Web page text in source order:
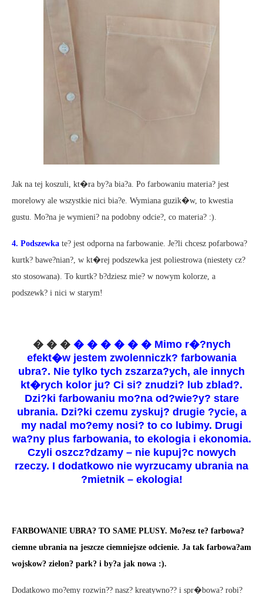
Jak na tej koszuli, kt�ra by?a bia?a. Po farbowaniu materia? jest
morelowy ale wszystkie nici bia?e. Wymiana guzik�w, to kwestia
gustu. Mo?na je wymieni? na podobny odcie?, co materia? :).
4. Podszewka te? jest odporna na farbowanie. Je?li chcesz pofarbowa?
kurtk? bawe?nian?, w kt�rej podszewka jest poliestrowa (niestety cz?
sto stosowana). To kurtk? b?dziesz mie? w nowym kolorze, a
podszewk? i nici w starym!
� � � � � � � � � Mimo r�?nych
efekt�w jestem zwolenniczk? farbowania
ubra?. Nie tylko tych zszarza?ych, ale innych
kt�rych kolor ju? Ci si? znudzi? lub zblad?.
Dzi?ki farbowaniu mo?na od?wie?y? stare
ubrania. Dzi?ki czemu zyskuj? drugie ?ycie, a
my nadal mo?emy nosi? to co lubimy. Drugi
wa?ny plus farbowania, to ekologia i ekonomia.
Czyli oszcz?dzamy – nie kupuj?c nowych
rzeczy. I dodatkowo nie wyrzucamy ubrania na
?mietnik – ekologia!
FARBOWANIE UBRA? TO SAME PLUSY. Mo?esz te? farbowa?
ciemne ubrania na jeszcze ciemniejsze odcienie. Ja tak farbowa?am
wojskow? zielon? park? i by?a jak nowa :).
Dodatkowo mo?emy rozwin?? nasz? kreatywno?? i spr�bowa? robi?